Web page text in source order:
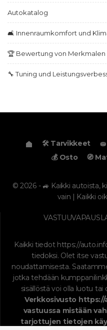
Autokatalog
🛋️ Innenraumkomfort und
🏆 Bewertung von Merkmalen
🔧 Tuning und
🛠️ Tarvikkeet
💰 Osto
🧭
© 2026 - 🚙 Kaikki autoista,
vain | Kaikki
Kaikki tiedot https://
tiedoksi. Olet itse
noudattamisesta.
jotka tehdään
sisällöstä voi olla luotu
Verkkosivusto https://
vastuussa mistään
tarjottujen tietojen